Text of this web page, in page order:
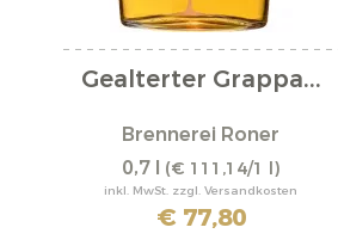
Gealterter Grappa...
Brennerei Roner
0,7 l (€ 111,14/1 l)
inkl. MwSt. zzgl. Versandkosten
€ 77,80